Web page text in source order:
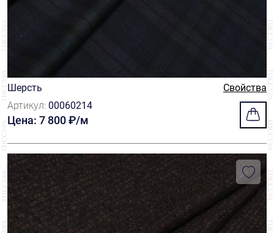
Шерсть
Свойства
Артикул: 00060214
Цена: 7 800 ₽/м